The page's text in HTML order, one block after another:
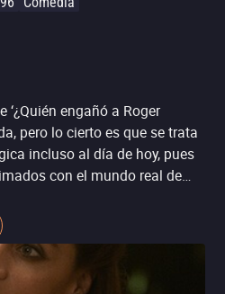
‘¿Quién engañó a Roger
pero lo cierto es que se trata
incluso al día de hoy, pues
con el mundo real de
y con recursos que hoy
que merecidamente fue
Óscar (entre ellos a mejores
de un premio especial por
del mundo de la